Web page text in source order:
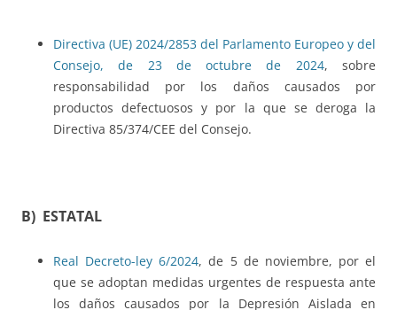
Directiva (UE) 2024/2853 del Parlamento Europeo y del
Consejo, de 23 de octubre de 2024, sobre
responsabilidad por los daños causados por
productos defectuosos y por la que se deroga la
Directiva 85/374/CEE del Consejo.
B) ESTATAL
Real Decreto-ley 6/2024, de 5 de noviembre, por el
que se adoptan medidas urgentes de respuesta ante
los daños causados por la Depresión Aislada en